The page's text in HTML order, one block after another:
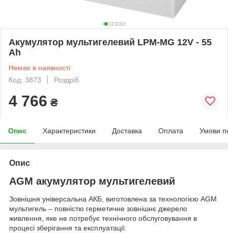
Акумулятор мультигелевий LPM-MG 12V - 55
Ah
Немає в наявності
Код: 3873
Роздріб
4 766 ₴
Опис Характеристики Доставка Оплата Умови
Опис
AGM акумулятор мультигелевий
Зовнішня універсальна АКБ, виготовлена за технологією AGM
мультигель – повністю герметичне зовнішнє джерело
живлення, яке не потребує технічного обслуговування в
процесі зберігання та експлуатації.